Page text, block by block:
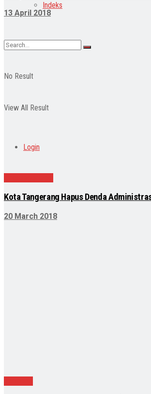
Indeks
No Result
View All Result
Login
13 April 2018
Kota Tangerang Hapus Denda
20 March 2018